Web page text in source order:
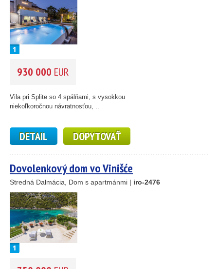
930 000 EUR
Vila pri Splite so 4 spálňami, s vysokkou
niekoľkoročnou návratnosťou, ..
DETAIL DOPYTOVAŤ
Dovolenkový dom vo Vinišće
Stredná Dalmácia, Dom s apartmánmi | iro-2476